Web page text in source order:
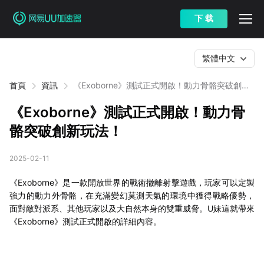
下 载
首頁 資訊
《Exoborne》測試正式開啟！動力骨骼突破創新
繁體中文
《Exoborne》測試正式開啟！動力骨
骼突破創新玩法！
2025-02-11
《Exoborne》是一款開放世界的戰術撤離射擊遊戲，玩家可以定製
強力的動力外骨骼，在充滿變幻莫測天氣的環境中獲得戰略優勢，
面對敵對派系、其他玩家以及大自然本身的雙重威脅。U妹這就帶來
《Exoborne》測試正式開啟的詳細內容。